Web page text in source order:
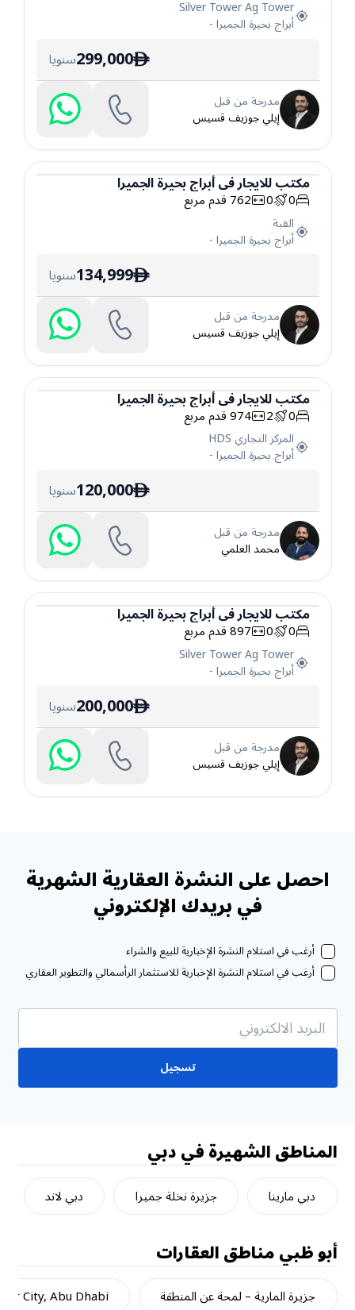
Silver Tower Ag Tower
أبراج بحيرة الجميرا-
ê
299,000سنويا
مدرجة من قبل
إيلي جوزيف قسيس
مكتب
مكتبللايجارفيأبراج بحيرة الجميرا
0
0
762قدم مربع
القبة
أبراج بحيرة الجميرا-
ê
134,999سنويا
مدرجة من قبل
إيلي جوزيف قسيس
مكتب
مكتبللايجارفيأبراج بحيرة الجميرا
0
2
974قدم مربع
المركز التجاري HDS
أبراج بحيرة الجميرا-
ê
120,000سنويا
مدرجة من قبل
محمد العلمي
مكتب
مكتبللايجارفيأبراج بحيرة الجميرا
0
0
897قدم مربع
Silver Tower Ag Tower
أبراج بحيرة الجميرا-
ê
200,000سنويا
مدرجة من قبل
إيلي جوزيف قسيس
احصل على النشرة العقارية الشهرية
في بريدك الإلكتروني
أرغب في استلام النشرة الإخبارية للبيع والشراء
أرغب في استلام النشرة الإخبارية للاستثمار الرأسمالي والتطوير العقاري
تسجيل
المناطق الشهيرة في دبي
دبي مارينا جزيرة نخلة جميرا دبي لاند
أبو ظبيمناطق العقارات
جزيرة المارية – لمحة عن المنطقة City, Abu Dhabi